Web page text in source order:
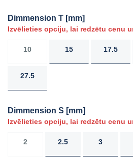
Dimmension T [mm]
Izvēlieties opciju, lai redzētu cenu
10 15 17.5
27.5
Dimmension S [mm]
Izvēlieties opciju, lai redzētu cenu
2 2.5 3